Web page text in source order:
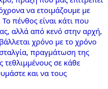
να ετοιμάζουμε με
πένθος είναι κάτι που
αλλά από κενό στην αρχή,
χρόνο με το χρόνο
πραγμάτωση της
σε κάθε
και να τους